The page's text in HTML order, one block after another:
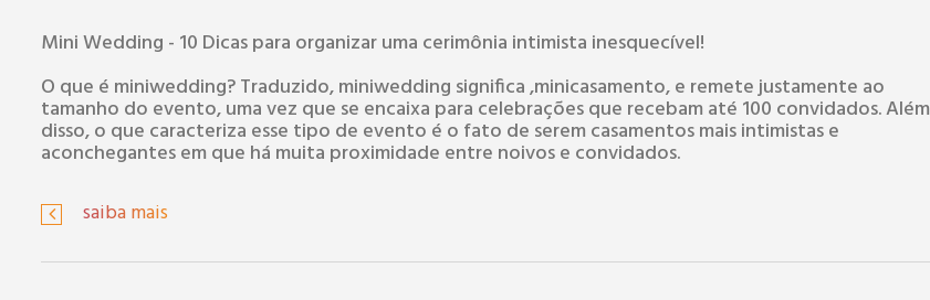
Mini Wedding - 10 Dicas para organizar uma cerimônia intimista inesquecível!
O que é miniwedding? Traduzido, miniwedding significa ,minicasamento, e remete justamente ao
tamanho do evento, uma vez que se encaixa para celebrações que recebam até 100 convidados. Além
disso, o que caracteriza esse tipo de evento é o fato de serem casamentos mais intimistas e
aconchegantes em que há muita proximidade entre noivos e convidados.
saiba mais